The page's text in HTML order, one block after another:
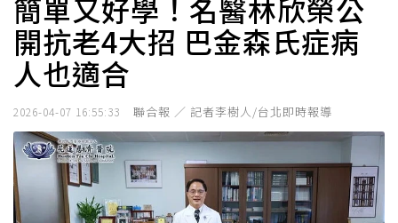
簡單又好學！名醫林欣榮公
開抗老4大招 巴金森氏症病
人也適合
2026-04-07 16:55:33 聯合報 ／ 記者李樹人/台北即時報導